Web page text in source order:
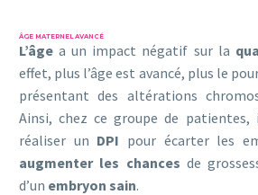
ÂGE MATERNEL AVANCÉ
L’âge a un impact négatif sur la
effet, plus l’âge est avancé, plus le
présentant des altérations
Ainsi, chez ce groupe de
réaliser un DPI pour écarter les
augmenter les chances de
d’un embryon sain.